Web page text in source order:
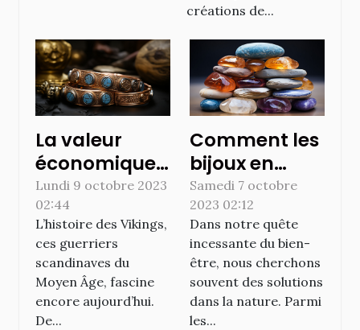
créations de...
La valeur
économique
des bijoux et
accessoires
vikings de nos
jours
Lundi 9 octobre 2023
02:44
L’histoire des Vikings,
ces guerriers
scandinaves du
Moyen Âge, fascine
encore aujourd’hui.
De...
Comment les
bijoux en
pierre
précieuse
peuvent
améliorer le
bien-être
quotidien
Samedi 7 octobre
2023 02:12
Dans notre quête
incessante du bien-
être, nous cherchons
souvent des solutions
dans la nature. Parmi
les...